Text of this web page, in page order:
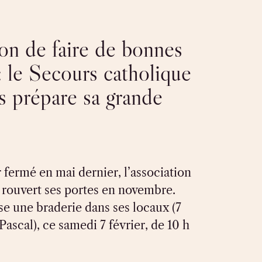
de faire de bonnes
le Secours catholique
prépare sa grande
en mai dernier, l’association
ses portes en novembre.
une braderie dans ses locaux (7
ce samedi 7 février, de 10 h